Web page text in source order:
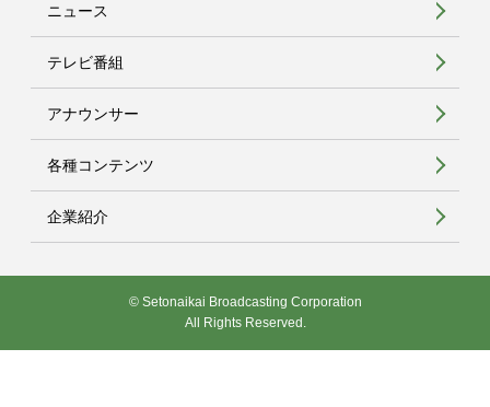
ニュース
テレビ番組
アナウンサー
各種コンテンツ
企業紹介
© Setonaikai Broadcasting Corporation
All Rights Reserved.